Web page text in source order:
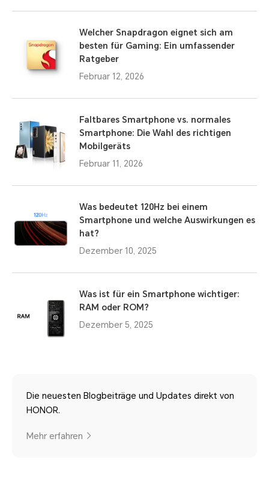
Welcher Snapdragon eignet sich am
besten für Gaming: Ein umfassender
Ratgeber
Februar 12, 2026
Faltbares Smartphone vs. normales
Smartphone: Die Wahl des richtigen
Mobilgeräts
Februar 11, 2026
Was bedeutet 120Hz bei einem
Smartphone und welche Auswirkungen es
hat?
Dezember 10, 2025
Was ist für ein Smartphone wichtiger:
RAM oder ROM?
Dezember 5, 2025
Die neuesten Blogbeiträge und Updates direkt von
HONOR.
Mehr erfahren